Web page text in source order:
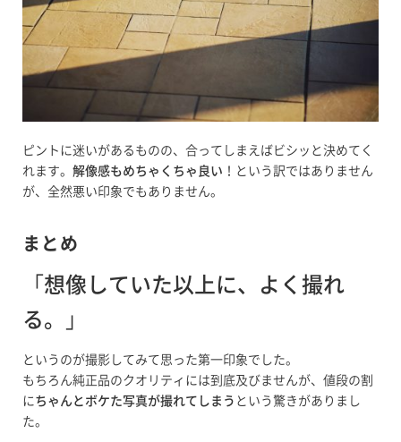
ピントに迷いがあるものの、合ってしまえばビシッと決めてく
れます。 解像感もめちゃくちゃ良い ！という訳ではありません
が、全然悪い印象でもありません。
まとめ
「 想像していた以上に、よく撮れ
る。
」
というのが撮影してみて思った第一印象でした。
もちろん純正品のクオリティには到底及びませんが、値段の割
に ちゃんとボケた写真が撮れてしまう という驚きがありまし
た。